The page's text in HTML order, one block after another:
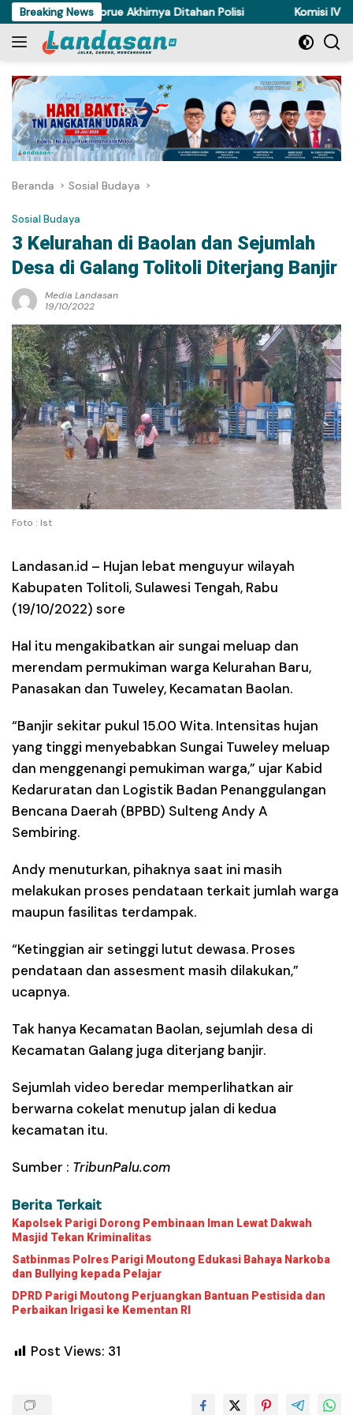
Langsung
ke
konten
Breaking News
Ayam di Torue Akhirnya Ditahan Polisi Komisi IV
Beranda Sosial Budaya
Sosial Budaya
3 Kelurahan di Baolan dan Sejumlah
Desa di Galang Tolitoli Diterjang Banjir
Media Landasan
19/10/2022
Foto : Ist
Landasan.id – Hujan lebat menguyur wilayah
Kabupaten Tolitoli, Sulawesi Tengah, Rabu
(19/10/2022) sore
Hal itu mengakibatkan air sungai meluap dan
merendam permukiman warga Kelurahan Baru,
Panasakan dan Tuweley, Kecamatan Baolan.
“Banjir sekitar pukul 15.00 Wita. Intensitas hujan
yang tinggi menyebabkan Sungai Tuweley meluap
dan menggenangi pemukiman warga,” ujar Kabid
Kedaruratan dan Logistik Badan Penanggulangan
Bencana Daerah (BPBD) Sulteng Andy A
Sembiring.
Andy menuturkan, pihaknya saat ini masih
melakukan proses pendataan terkait jumlah warga
maupun fasilitas terdampak.
“Ketinggian air setinggi lutut dewasa. Proses
pendataan dan assesment masih dilakukan,”
ucapnya.
Tak hanya Kecamatan Baolan, sejumlah desa di
Kecamatan Galang juga diterjang banjir.
Sejumlah video beredar memperlihatkan air
berwarna cokelat menutup jalan di kedua
kecamatan itu.
Sumber : TribunPalu.com
Berita Terkait
Kapolsek Parigi Dorong Pembinaan Iman Lewat Dakwah
Masjid Tekan Kriminalitas
Satbinmas Polres Parigi Moutong Edukasi Bahaya Narkoba
dan Bullying kepada Pelajar
DPRD Parigi Moutong Perjuangkan Bantuan Pestisida dan
Perbaikan Irigasi ke Kementan RI
Post Views: 31